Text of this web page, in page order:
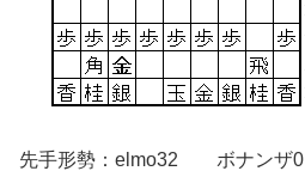
先手形勢：elmo32 ボナンザ0